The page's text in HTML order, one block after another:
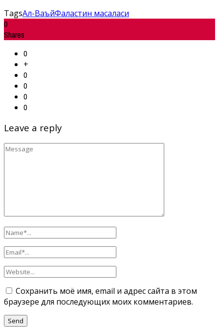
TagsАл-ВаъйФаластин масаласи
0
Shares
0
+
0
0
0
0
Leave a reply
Сохранить моё имя, email и адрес сайта в этом
браузере для последующих моих комментариев.